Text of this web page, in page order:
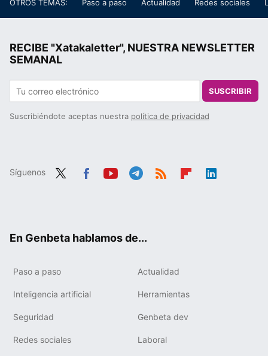
OTROS TEMAS: Paso a paso Actualidad Redes sociales
RECIBE "Xatakaletter", NUESTRA NEWSLETTER
SEMANAL
SUSCRIBIR
Suscribiéndote aceptas nuestra política de privacidad
Síguenos
En Genbeta hablamos de...
Paso a paso Actualidad
Inteligencia artificial Herramientas
Seguridad Genbeta dev
Redes sociales Laboral